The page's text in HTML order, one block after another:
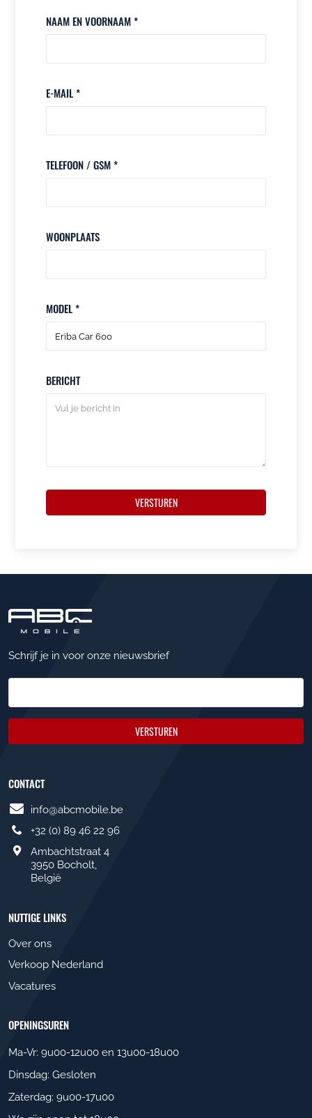
NAAM EN VOORNAAM *
E-MAIL *
TELEFOON / GSM *
WOONPLAATS
MODEL *
BERICHT
VERSTUREN
Schrijf je in voor onze nieuwsbrief
VERSTUREN
CONTACT
info@abcmobile.be
+32 (0) 89 46 22 96
Ambachtstraat 4
3950 Bocholt,
België
NUTTIGE LINKS
Over ons
Verkoop Nederland
Vacatures
OPENINGSUREN
Ma-Vr: 9u00-12u00 en 13u00-18u00
Dinsdag: Gesloten
Zaterdag: 9u00-17u00